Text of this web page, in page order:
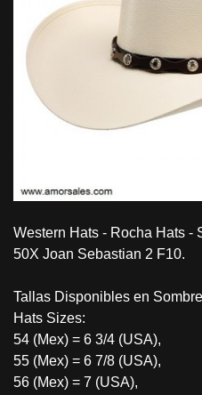
Western Hats - Rocha Hats -
50X Joan Sebastian 2 F10.
Tallas Disponibles en
Hats Sizes:
54 (Mex) = 6 3/4 (USA),
55 (Mex) = 6 7/8 (USA),
56 (Mex) = 7 (USA),